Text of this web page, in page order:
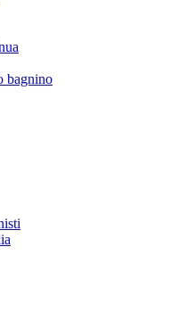
bagnino